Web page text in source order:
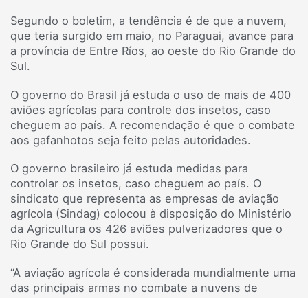
Segundo o boletim, a tendência é de que a nuvem,
que teria surgido em maio, no Paraguai, avance para
a província de Entre Ríos, ao oeste do Rio Grande do
Sul.
O governo do Brasil já estuda o uso de mais de 400
aviões agrícolas para controle dos insetos, caso
cheguem ao país. A recomendação é que o combate
aos gafanhotos seja feito pelas autoridades.
O governo brasileiro já estuda medidas para
controlar os insetos, caso cheguem ao país. O
sindicato que representa as empresas de aviação
agrícola (Sindag) colocou à disposição do Ministério
da Agricultura os 426 aviões pulverizadores que o
Rio Grande do Sul possui.
“A aviação agrícola é considerada mundialmente uma
das principais armas no combate a nuvens de